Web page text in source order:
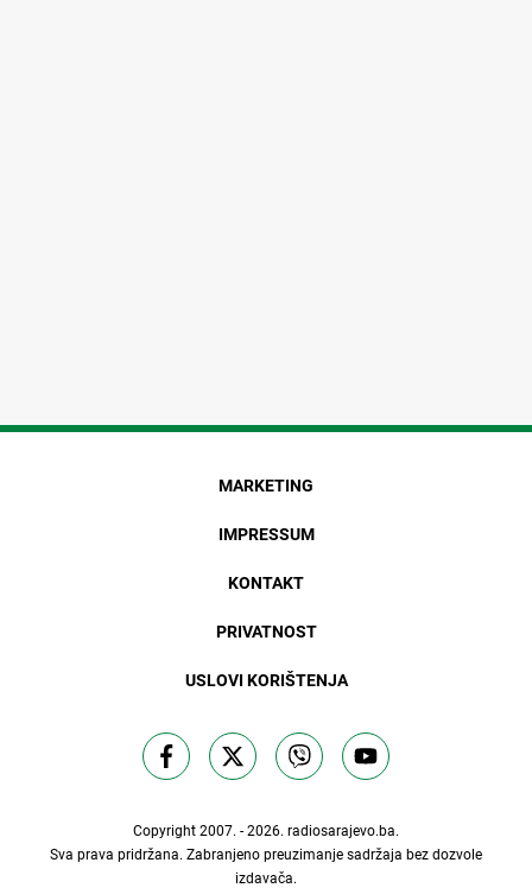
MARKETING
IMPRESSUM
KONTAKT
PRIVATNOST
USLOVI KORIŠTENJA
Copyright 2007. - 2026. radiosarajevo.ba.
Sva prava pridržana. Zabranjeno preuzimanje sadržaja bez dozvole
izdavača.